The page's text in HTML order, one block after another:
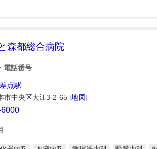
森都総合病院
電話番号
点駅
市中央区大江3-2-65 [地図]